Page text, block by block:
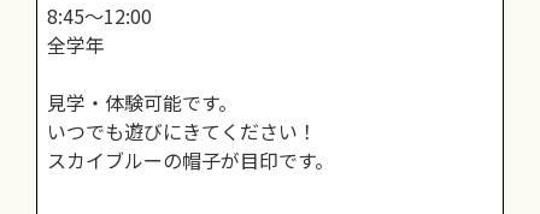
8:45～12:00
全学年
見学・体験可能です。
いつでも遊びにきてください！
スカイブルーの帽子が目印です。